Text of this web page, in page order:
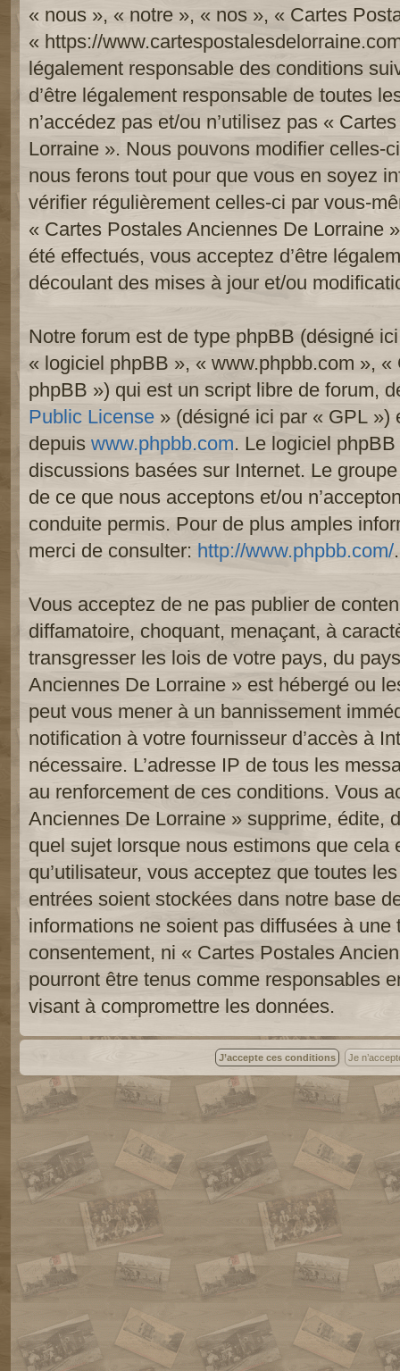
« nous », « notre », « nos », « Cartes
« https://
légalement responsable des conditions
d’être légalement responsable de toutes
n’accédez pas et/ou n’utilisez pas «
Lorraine ». Nous pouvons modifier celles-
nous ferons tout pour que vous en soyez
vérifier régulièrement celles-ci par vous-
« Cartes Postales Anciennes De Lorraine
été effectués, vous acceptez d’être
découlant des mises à jour et/ou
Notre forum est de type phpBB (désigné
« logiciel phpBB », « www.phpbb.com »,
phpBB ») qui est un script libre de forum,
Public License » (désigné ici par « GPL »)
depuis www.phpbb.com. Le logiciel
discussions basées sur Internet. Le
de ce que nous acceptons et/ou
conduite permis. Pour de plus amples
merci de consulter: http://www.phpbb.com/.
Vous acceptez de ne pas publier de
diffamatoire, choquant, menaçant, à
transgresser les lois de votre pays, du
Anciennes De Lorraine » est hébergé ou
peut vous mener à un bannissement
notification à votre fournisseur d’accès à
nécessaire. L’adresse IP de tous les
au renforcement de ces conditions. Vous
Anciennes De Lorraine » supprime, édite,
quel sujet lorsque nous estimons que cela
qu’utilisateur, vous acceptez que toutes
entrées soient stockées dans notre base
informations ne soient pas diffusées à une
consentement, ni « Cartes Postales
pourront être tenus comme responsables
visant à compromettre les données.